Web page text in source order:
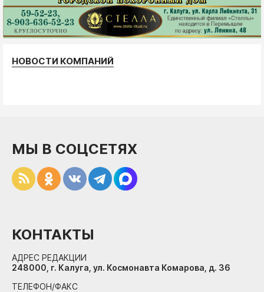
НОВОСТИ КОМПАНИЙ
МЫ В СОЦСЕТЯХ
КОНТАКТЫ
АДРЕС РЕДАКЦИИ
248000, г. Калуга, ул. Космонавта Комарова, д. 36
ТЕЛЕФОН/ФАКС